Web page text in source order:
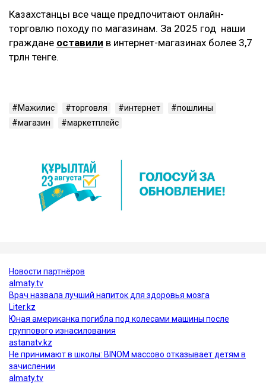
Казахстанцы все чаще предпочитают онлайн-
торговлю походу по магазинам. За 2025 год наши
граждане оставили в интернет-магазинах более 3,7
трлн тенге.
Мажилис торговля интернет
пошлины
магазин
маркетплейс